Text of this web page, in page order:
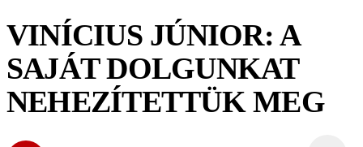
VINÍCIUS JÚNIOR: A
SAJÁT DOLGUNKAT
NEHEZÍTETTÜK MEG